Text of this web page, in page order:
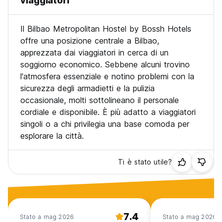
applica in questo momento misure sanitarie e di sicurezza
aggiuntive.
I servizi di ristorazione in questa struttura potrebbero
essere limitati o non disponibili a causa del coronavirus
(COVID-19).
A causa del coronavirus (COVID-19), questa struttura
ricettiva sta adottando misure per garantire la sicurezza dei
clienti e del personale. Per questo motivo, alcuni servizi e
strutture potrebbero essere limitati o non disponibili.
A causa del coronavirus (COVID-19), questa struttura
ricettiva ha ridotto gli orari di ricevimento e altri servizi.
documento d'identità valido e una carta di credito. Siete
pregati di notare che tutte le richieste speciali sono
soggette a disponibilità e potrebbero comportare un
Siete pregati di comunicare in anticipo a Bilbao
Il Bilbao Metropolitan Hostel by Bossh Hotels
offre una posizione centrale a Bilbao,
apprezzata dai viaggiatori in cerca di un
soggiorno economico. Sebbene alcuni trovino
l'atmosfera essenziale e notino problemi con la
sicurezza degli armadietti e la pulizia
occasionale, molti sottolineano il personale
cordiale e disponibile. È più adatto a viaggiatori
singoli o a chi privilegia una base comoda per
esplorare la città.
Ti è stato utile?
Stato a mag 2026 7.4 Stato a mag 2026